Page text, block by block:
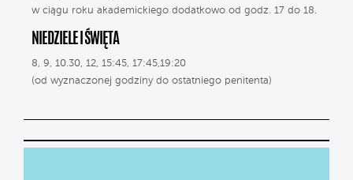
w ciągu roku akademickiego dodatkowo od godz. 17 do 18.
NIEDZIELE I ŚWIĘTA
8, 9, 10.30, 12, 15:45, 17:45,19:20
(od wyznaczonej godziny do ostatniego penitenta)